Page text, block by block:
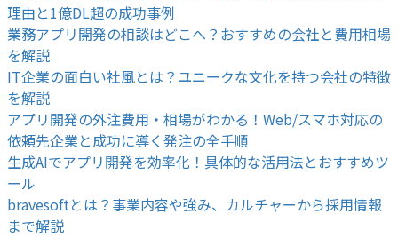
理由と1億DL超の成功事例
業務アプリ開発の相談はどこへ？おすすめの会社と費用相場
を解説
IT企業の面白い社風とは？ユニークな文化を持つ会社の特徴
を解説
アプリ開発の外注費用・相場がわかる！Web/スマホ対応の
依頼先企業と成功に導く発注の全手順
生成AIでアプリ開発を効率化！具体的な活用法とおすすめツ
ール
bravesoftとは？事業内容や強み、カルチャーから採用情報
まで解説